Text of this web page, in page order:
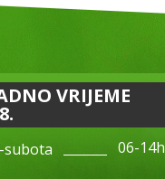
VRIJEME
subota 06-14h